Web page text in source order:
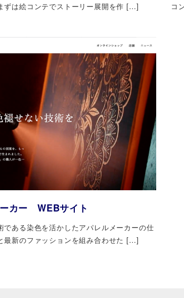
ずは絵コンテでストーリー展開を作 […]
コ
カー WEBサイト
である染色を活かしたアパレルメーカーの仕
最新のファッションを組み合わせた […]